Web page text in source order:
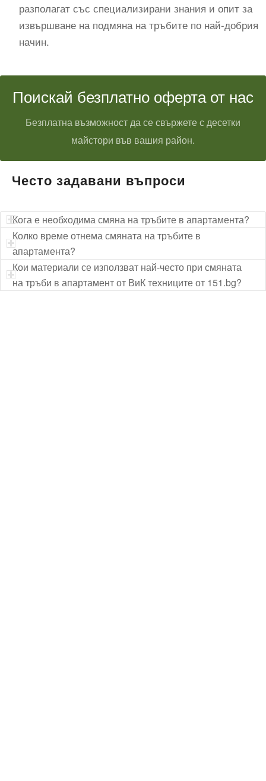
разполагат със специализирани знания и опит за
извършване на подмяна на тръбите по най-добрия
начин.
Поискай безплатно оферта от нас
Безплатна възможност да се свържете с десетки
майстори във вашия район.
Често задавани въпроси
Кога е необходима смяна на тръбите в апартамента?
Колко време отнема смяната на тръбите в
апартамента?
Кои материали се използват най-често при смяната
на тръби в апартамент от ВиК техниците от 151.bg?